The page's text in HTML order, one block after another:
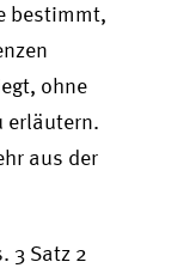
bestimmt,
ohne
erläutern.
aus der
3 Satz 2